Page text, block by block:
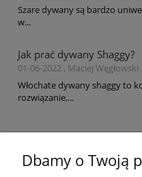
Szare dywany są bardzo
w...
Jak prać dywany Shaggy?
01-06-2022 , Maciej Węgłowski
Włochate dywany shaggy to
rozwiązanie,...
Dbamy o Twoją